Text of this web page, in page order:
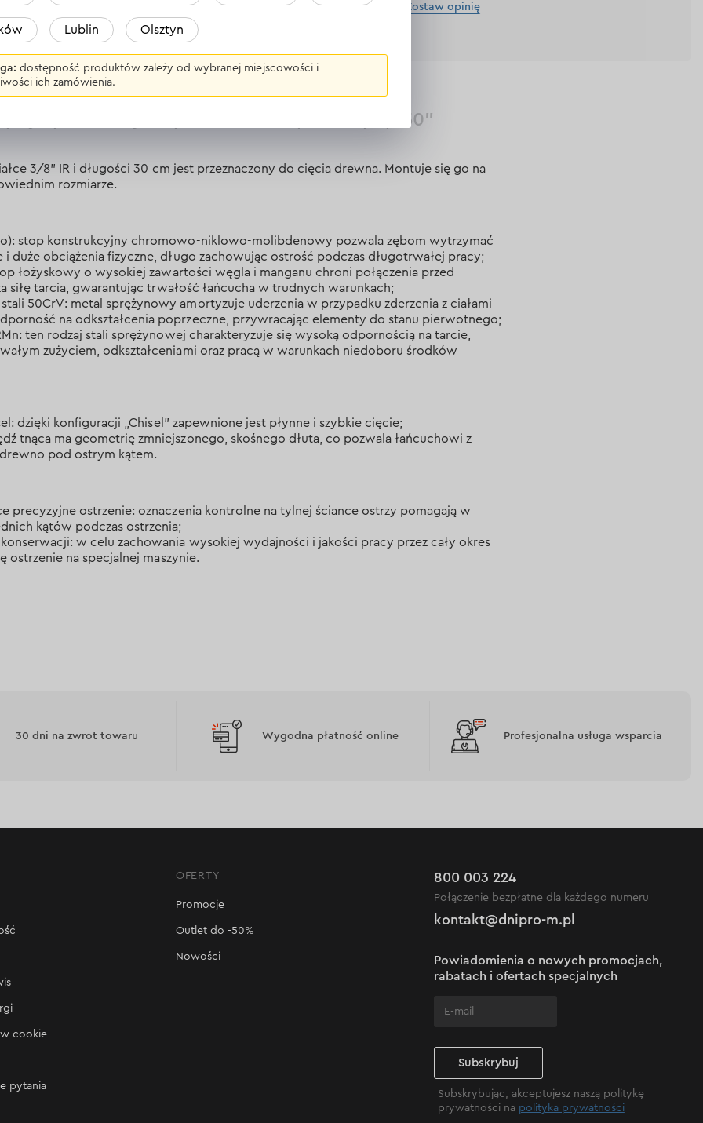
Zostaw opinię
spalinowej Dnipro-M 3/8” LP, 30 cm, 0,050”
3/8” IR i długości 30 cm jest przeznaczony do cięcia drewna. Montuje się go na
rozmiarze.
stop konstrukcyjny chromowo-niklowo-molibdenowy pozwala zębom wytrzymać
i duże obciążenia fizyczne, długo zachowując ostrość podczas długotrwałej pracy;
łożyskowy o wysokiej zawartości węgla i manganu chroni połączenia przed
siłę tarcia, gwarantując trwałość łańcucha w trudnych warunkach;
50CrV: metal sprężynowy amortyzuje uderzenia w przypadku zderzenia z ciałami
na odkształcenia poprzeczne, przywracając elementy do stanu pierwotnego;
ten rodzaj stali sprężynowej charakteryzuje się wysoką odpornością na tarcie,
zużyciem, odkształceniami oraz pracą w warunkach niedoboru środków
dzięki konfiguracji „Chisel” zapewnione jest płynne i szybkie cięcie;
tnąca ma geometrię zmniejszonego, skośnego dłuta, co pozwala łańcuchowi z
pod ostrym kątem.
precyzyjne ostrzenie: oznaczenia kontrolne na tylnej ściance ostrzy pomagają w
kątów podczas ostrzenia;
w celu zachowania wysokiej wydajności i jakości pracy przez cały okres
ostrzenie na specjalnej maszynie.
30 dni na zwrot towaru Wygodna płatność online Profesjonalna usługa wsparcia
cookie
pytania
OFERTY
Promocje
Outlet do -50%
Nowości
800 003 224
Połączenie bezpłatne dla każdego numeru
kontakt@dnipro-m.pl
Powiadomienia o nowych promocjach,
rabatach i ofertach specjalnych
Subskrybuj
Subskrybując, akceptujesz naszą politykę
prywatności na polityka prywatności
Lublin Olsztyn
dostępność produktów zależy od wybranej miejscowości i
ich zamówienia.